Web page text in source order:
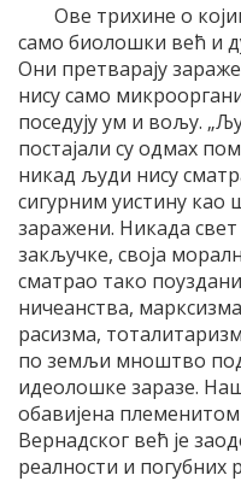
Ове трихине о
само биолошки већ и
Они претварају
нису само
поседују ум и вољу.
постајали су одмах
никад људи нису
сигурним уистину као
заражени. Никада свет
закључке, своја
сматрао тако
ничеанства,
расизма,
по земљи мноштво
идеолошке заразе.
обавијена
Вернадског већ је
реалности и погубних